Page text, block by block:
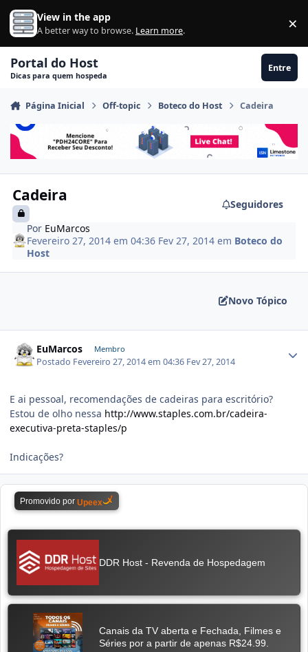
Ir para conteúdo
View in the app
A better way to browse. Learn more. ×
Portal do Host
Dicas para quem hospeda
Entre
Página Inicial Off-topic Boteco do Host Cadeira
Cadeira
Seguidores
Por EuMarcos
Fevereiro 27, 2014 em 04:36 Fev 27, 2014 em Boteco do
Host
Novo Tópico
EuMarcos Membro
Postado Fevereiro 27, 2014 em 04:36 Fev 27, 2014
E ai pessoal, recomendações de cadeiras para escritório?
Estou de olho nessa http://www.staples.com.br/cadeira-
executiva-preta-staples/p
Indicações?